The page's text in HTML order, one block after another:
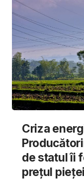
Criza
de statul îi
prețul pieței